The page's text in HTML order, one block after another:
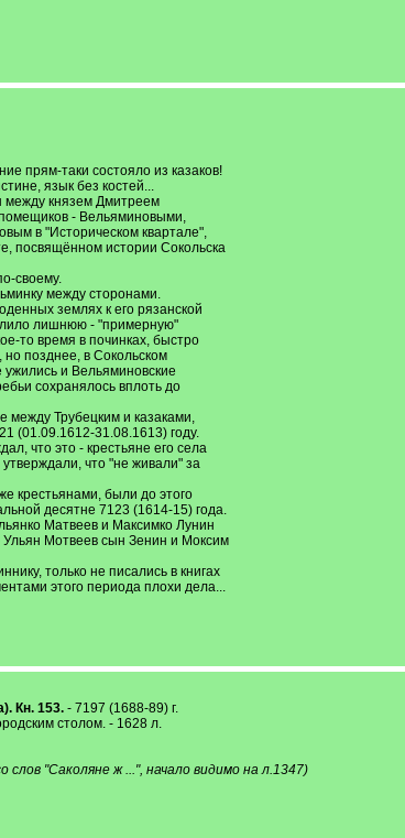
прям-таки состояло из казаков!
язык без костей...
между князем Дмитреем
- Вельяминовыми,
в "Историческом квартале",
посвящённом истории Сокольска
своему.
между сторонами.
землях к его рязанской
лишнюю - "примерную"
то время в починках, быстро
позднее, в Сокольском
ужились и Вельяминовские
сохранялось вплоть до
между Трубецким и казаками,
(01.09.1612-31.08.1613) году.
что это - крестьяне его села
что "не живали" за
крестьянами, были до этого
десятне 7123 (1614-15) года.
Матвеев и Максимко Лунин
Мотвеев сын Зенин и Моксим
только не писались в книгах
этого периода плохи дела...
Кн. 153.- 7197 (1688-89) г.
столом. - 1628 л.
"Саколяне ж ...", начало видимо на л.1347)